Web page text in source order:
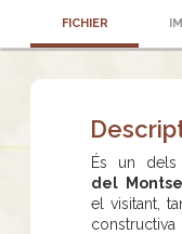
FICHIER
És un dels
del
el visitant,